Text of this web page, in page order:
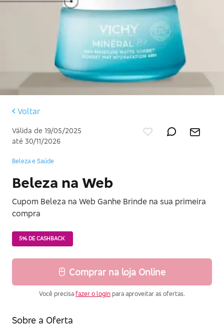
Voltar
Válida de 19/05/2025
até 30/11/2026
Beleza e Saúde
Beleza na Web
Cupom Beleza na Web Ganhe Brinde na sua primeira
compra
5% DE CASHBACK
Comprar na loja Online
Você precisa fazer o login para aproveitar as ofertas.
Sobre a Oferta